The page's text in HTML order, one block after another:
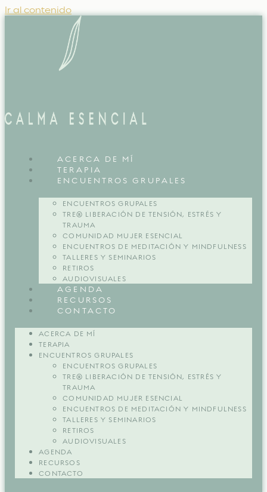
Ir al contenido
ACERCA DE MÍ
TERAPIA
ENCUENTROS GRUPALES
ENCUENTROS GRUPALES
TRE® LIBERACIÓN DE TENSIÓN, ESTRÉS Y
TRAUMA
COMUNIDAD MUJER ESENCIAL
ENCUENTROS DE MEDITACIÓN Y MINDFULNESS
TALLERES Y SEMINARIOS
RETIROS
AUDIOVISUALES
AGENDA
RECURSOS
CONTACTO
ACERCA DE MÍ
TERAPIA
ENCUENTROS GRUPALES
ENCUENTROS GRUPALES
TRE® LIBERACIÓN DE TENSIÓN, ESTRÉS Y
TRAUMA
COMUNIDAD MUJER ESENCIAL
ENCUENTROS DE MEDITACIÓN Y MINDFULNESS
TALLERES Y SEMINARIOS
RETIROS
AUDIOVISUALES
AGENDA
RECURSOS
CONTACTO